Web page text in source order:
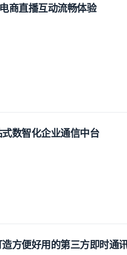
商直播互动流畅体验
数智化企业通信中台
方便好用的第三方即时通